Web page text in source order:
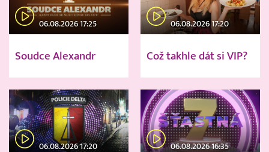
06.08.2026 17:25
Soudce Alexandr
06.08.2026 17:20
Což takhle dát si VIP?
06.08.2026 17:20 06.08.2026 16:35